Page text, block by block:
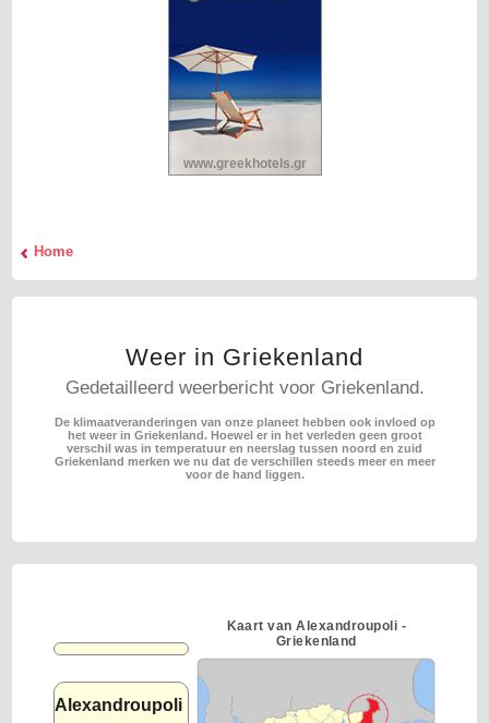
www.greekhotels.gr
Home
Weer in Griekenland
Gedetailleerd weerbericht voor Griekenland.
De klimaatveranderingen van onze planeet hebben ook invloed op
het weer in Griekenland. Hoewel er in het verleden geen groot
verschil was in temperatuur en neerslag tussen noord en zuid
Griekenland merken we nu dat de verschillen steeds meer en meer
voor de hand liggen.
Alexandroupoli
Kaart van Alexandroupoli -
Griekenland